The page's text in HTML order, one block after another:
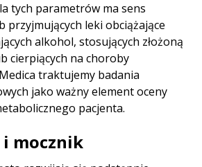
tych parametrów ma sens
przyjmujących leki obciążające
alkohol, stosujących złożoną
cierpiących na choroby
traktujemy badania
jako ważny element oceny
pacjenta.
mocznik